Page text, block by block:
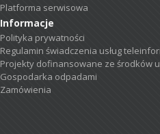
Platforma serwisowa
Informacje
Polityka prywatności
Regulamin świadczenia usług
Projekty dofinansowane ze środków
Gospodarka odpadami
Zamówienia